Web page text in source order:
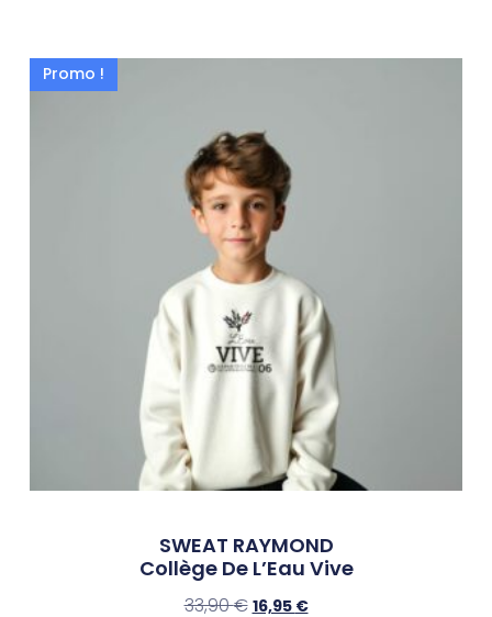
Promo !
SWEAT RAYMOND
Collège De L’Eau Vive
33,90€ 16,95 €